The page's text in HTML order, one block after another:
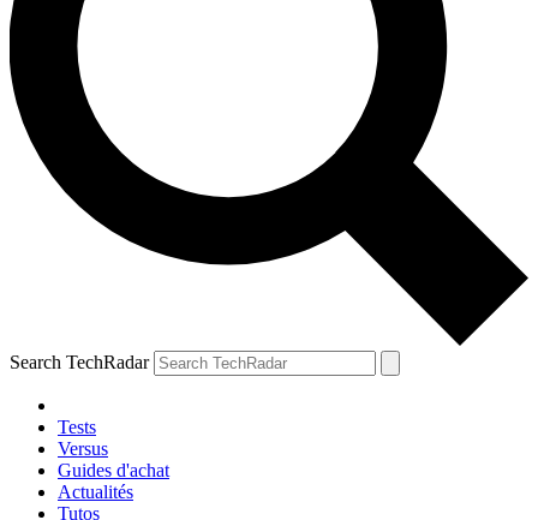
Search TechRadar
Tests
Versus
Guides d'achat
Actualités
Tutos